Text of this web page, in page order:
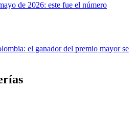
de 2026: este fue el número
el ganador del premio mayor se